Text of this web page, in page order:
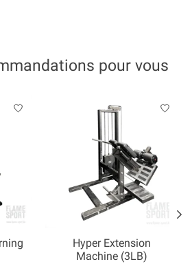
pour vous
produits
Hyper Extension
Machine (3LB)